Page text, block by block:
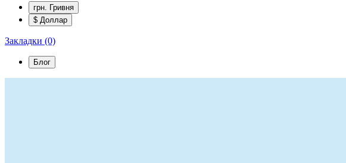
грн. Гривня
$ Доллар
Закладки (0)
Блог